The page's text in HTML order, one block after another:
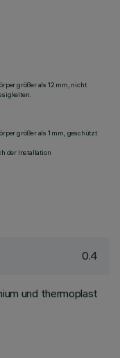
größer als 12 mm, nicht
größer als 1 mm, geschützt
der Installation
0.4
und thermoplast